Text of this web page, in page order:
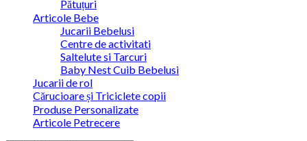
Pătuțuri
Articole Bebe
Jucarii Bebelusi
Centre de activitati
Saltelute si Tarcuri
Baby Nest Cuib Bebelusi
Jucarii de rol
Cărucioare și Triciclete copii
Produse Personalizate
Articole Petrecere